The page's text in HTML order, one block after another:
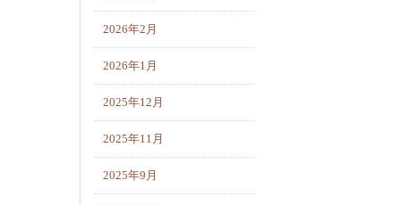
2026年2月
2026年1月
2025年12月
2025年11月
2025年9月